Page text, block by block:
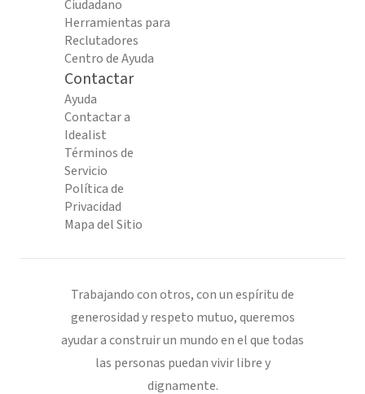
Ciudadano
Herramientas para
Reclutadores
Centro de Ayuda
Contactar
Ayuda
Contactar a
Idealist
Términos de
Servicio
Política de
Privacidad
Mapa del Sitio
Trabajando con otros, con un espíritu de
generosidad y respeto mutuo, queremos
ayudar a construir un mundo en el que todas
las personas puedan vivir libre y
dignamente.